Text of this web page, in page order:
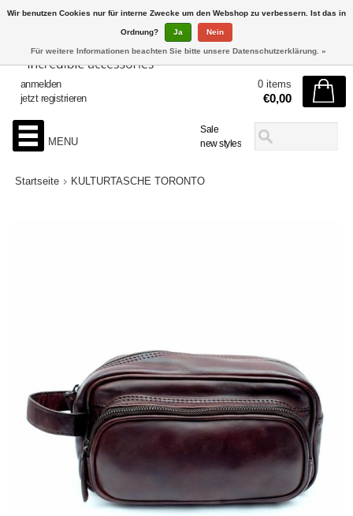
Sale
new styles
anmelden
jetzt registrieren
0 items
€0,00
MENU
Startseite KULTURTASCHE TORONTO
Wir benutzen Cookies nur für interne Zwecke um den Webshop zu verbessern. Ist das in
Ordnung? Ja Nein
Für weitere Informationen beachten Sie bitte unsere Datenschutzerklärung. »